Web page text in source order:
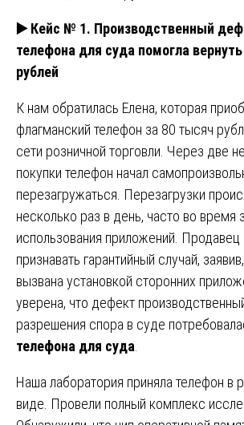
▶️Кейс № 1. Производственный
телефона для суда помогла
рублей
К нам обратилась Елена, которая
флагманский телефон за 80 тысяч
сети розничной торговли. Через две
покупки телефон начал
перезагружаться. Перезагрузки
несколько раз в день, часто во время
использования приложений. Продавец
признавать гарантийный случай,
вызвана установкой сторонних
уверена, что дефект
разрешения спора в суде
телефона для суда
Наша лаборатория приняла телефон в
виде. Провели полный комплекс